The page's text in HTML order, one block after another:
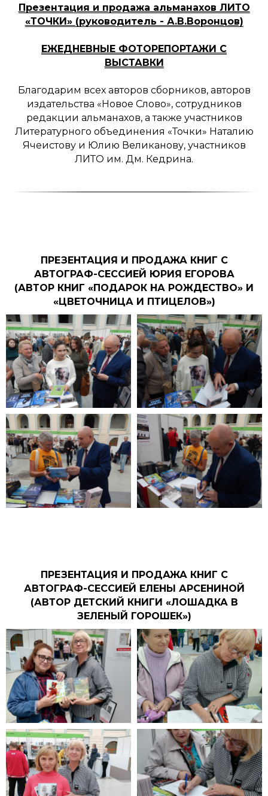
Презентация и продажа альманахов ЛИТО
«ТОЧКИ» (руководитель - А.В.Воронцов)
ЕЖЕДНЕВНЫЕ ФОТОРЕПОРТАЖИ С
ВЫСТАВКИ
Благодарим всех авторов сборников, авторов
издательства «Новое Слово», сотрудников
редакции альманахов, а также участников
Литературного объединения «Точки» Наталию
Ячеистову и Юлию Великанову, участников
ЛИТО им. Дм. Кедрина.
ПРЕЗЕНТАЦИЯ И ПРОДАЖА КНИГ С
АВТОГРАФ-СЕССИЕЙ ЮРИЯ ЕГОРОВА
(АВТОР КНИГ «ПОДАРОК НА РОЖДЕСТВО» И
«ЦВЕТОЧНИЦА И ПТИЦЕЛОВ»)
ПРЕЗЕНТАЦИЯ И ПРОДАЖА КНИГ С
АВТОГРАФ-СЕССИЕЙ ЕЛЕНЫ АРСЕНИНОЙ
(АВТОР ДЕТСКИЙ КНИГИ «ЛОШАДКА В
ЗЕЛЕНЫЙ ГОРОШЕК»)